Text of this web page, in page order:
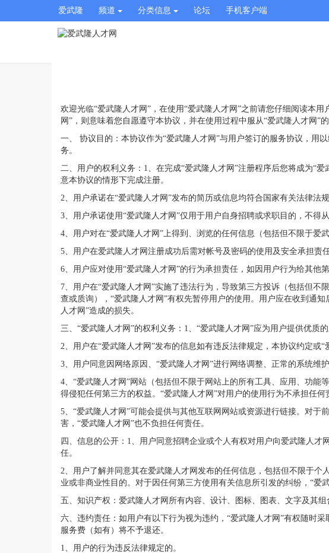
爱武隆 频道 分类信息 论坛 手机客户端
欢迎光临“爱武隆人才网”，在使用“爱武隆人才网”之前请您仔细阅读本
网”，则意味着您自愿遵守本协议，并在使用过程中服从“爱武隆人才网”的
一、 协议目的：本协议作为“爱武隆人才网”与用户签订的服务协议，用
务。
二、用户的权利义务：1、在完成“爱武隆人才网”注册程序后您将成为“
意本协议的情形下完成注册。
2、用户承诺在“爱武隆人才网”发布的简历或信息均符合国家有关法律法
3、用户承诺使用“爱武隆人才网”仅用于用户自身招聘或求职目的，不得
4、用户对在“爱武隆人才网”上得到、浏览的任何信息（包括但不限于爱
5、用户在爱武隆人才网注册成功后需对帐号及密码的使用及安全承担责
6、用户应对使用“爱武隆人才网”的行为承担责任，如因用户行为给其他
7、用户在“爱武隆人才网”实施了违法行为，导致第三方投诉（包括但
查或质询），“爱武隆人才网”有权先暂停用户的使用。用户应在收到通
人才网”造成的损失。
三、“爱武隆人才网”的权利义务：1、“爱武隆人才网”应为用户提供优质
2、用户在“爱武隆人才网”发布的信息如有违反法律规定，本协议约定或
3、用户同意因网络原因、“爱武隆人才网”进行网络调整、正常的系统维
4、“爱武隆人才网”网站（包括但不限于网站上的所有工具、应用、功
得侵犯任何第三方的权益。“爱武隆人才网”对用户的使用行为不承担任何
5、“爱武隆人才网”可能会提供与其他互联网网站或资源进行链接。对
害，“爱武隆人才网”也不负担任何责任。
四、信息的公开：1、用户同意招聘企业或个人有权对用户向爱武隆人
任。
2、用户了解并同意其在爱武隆人才网发布的任何信息，包括但不限于
业或非商业性目的。对于因任何第三方使用有关信息所引发的纠纷，“爱
五、知识产权：爱武隆人才网所有内容、设计、图标、图表、文字及其
六、违约责任：如用户有以下行为视为违约，“爱武隆人才网”有权随时
服务费（如有）将不予退还。
1、用户的行为违反法律规定的。